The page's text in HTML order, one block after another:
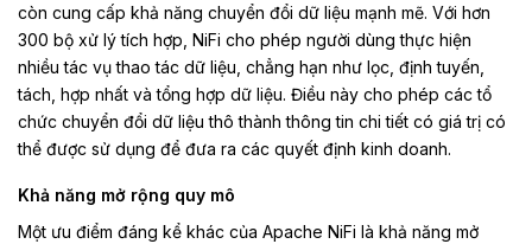
còn cung cấp khả năng chuyển đổi dữ liệu mạnh mẽ. Với hơn
300 bộ xử lý tích hợp, NiFi cho phép người dùng thực hiện
nhiều tác vụ thao tác dữ liệu, chẳng hạn như lọc, định tuyến,
tách, hợp nhất và tổng hợp dữ liệu. Điều này cho phép các tổ
chức chuyển đổi dữ liệu thô thành thông tin chi tiết có giá trị có
thể được sử dụng để đưa ra các quyết định kinh doanh.
Khả năng mở rộng quy mô
Một ưu điểm đáng kể khác của Apache NiFi là khả năng mở